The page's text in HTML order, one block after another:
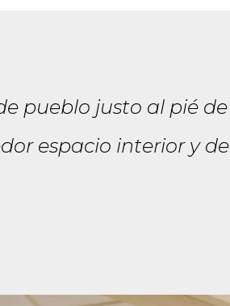
pueblo justo al pié de
espacio interior y de